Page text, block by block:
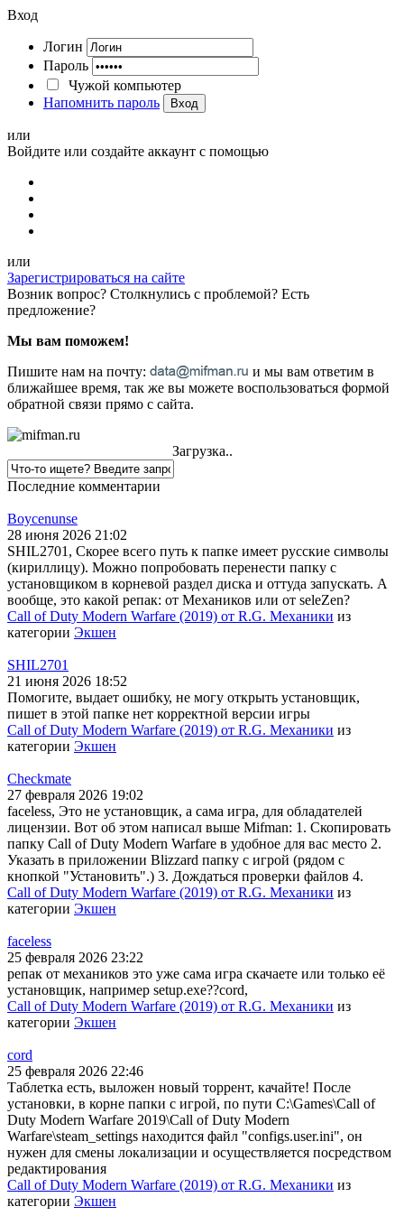
Вход
Логин
Пароль
Чужой компьютер
Напомнить пароль
Вход
или
Войдите или создайте аккаунт с помощью
или
Зарегистрироваться на сайте
Возник вопрос? Столкнулись с проблемой? Есть
предложение?
Мы вам поможем!
Пишите нам на почту:
и мы вам ответим в
ближайшее время, так же вы можете воспользоваться формой
обратной связи прямо с сайта.
Загрузка..
Последние комментарии
Boycenunse
28 июня 2026 21:02
SHIL2701, Скорее всего путь к папке имеет русские символы
(кириллицу). Можно попробовать перенести папку с
установщиком в корневой раздел диска и оттуда запускать. А
вообще, это какой репак: от Механиков или от seleZen?
Call of Duty Modern Warfare (2019) от R.G. Механики из
категории Экшен
SHIL2701
21 июня 2026 18:52
Помогите, выдает ошибку, не могу открыть установщик,
пишет в этой папке нет корректной версии игры
Call of Duty Modern Warfare (2019) от R.G. Механики из
категории Экшен
Checkmate
27 февраля 2026 19:02
faceless, Это не установщик, а сама игра, для обладателей
лицензии. Вот об этом написал выше Mifman: 1. Скопировать
папку Call of Duty Modern Warfare в удобное для вас место 2.
Указать в приложении Blizzard папку с игрой (рядом с
кнопкой "Установить".) 3. Дождаться проверки файлов 4.
Call of Duty Modern Warfare (2019) от R.G. Механики из
категории Экшен
faceless
25 февраля 2026 23:22
репак от механиков это уже сама игра скачаете или только её
установщик, например setup.exe??cord,
Call of Duty Modern Warfare (2019) от R.G. Механики из
категории Экшен
cord
25 февраля 2026 22:46
Таблетка есть, выложен новый торрент, качайте! После
установки, в корне папки с игрой, по пути C:\Games\Call of
Duty Modern Warfare 2019\Call of Duty Modern
Warfare\steam_settings находится файл "configs.user.ini", он
нужен для смены локализации и осуществляется посредством
редактирования
Call of Duty Modern Warfare (2019) от R.G. Механики из
категории Экшен